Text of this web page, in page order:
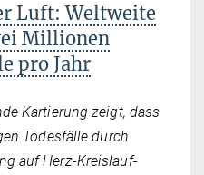
Luft: Weltweite
Millionen
pro Jahr
Kartierung zeigt, dass
Todesfälle durch
auf Herz-Kreislauf-